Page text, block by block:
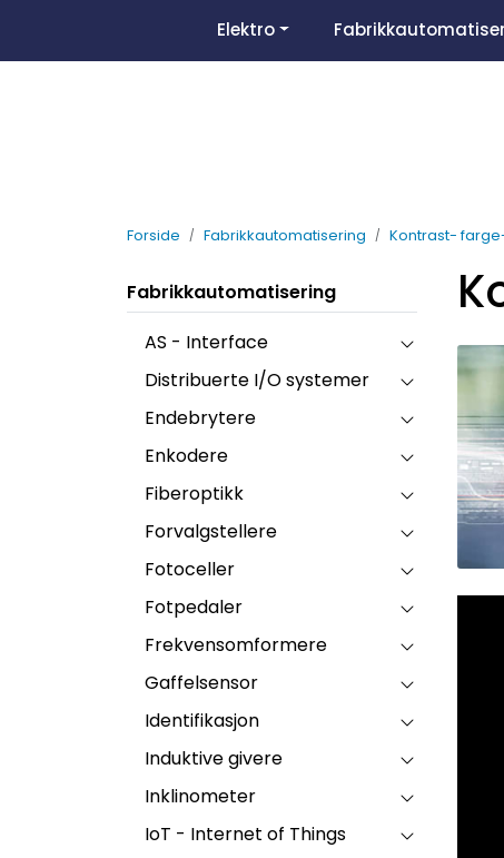
Elektro
Forside Fabrikkautomatisering Kontrast-
Fabrikkautomatisering
AS - Interface
Distribuerte I/O systemer
Endebrytere
Enkodere
Fiberoptikk
Forvalgstellere
Fotoceller
Fotpedaler
Frekvensomformere
Gaffelsensor
Identifikasjon
Induktive givere
Inklinometer
IoT - Internet of Things